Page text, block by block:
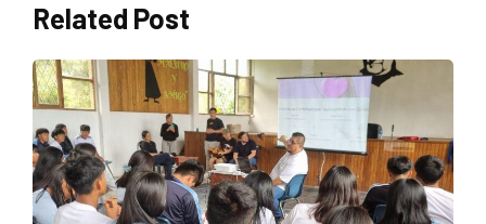
Related Post